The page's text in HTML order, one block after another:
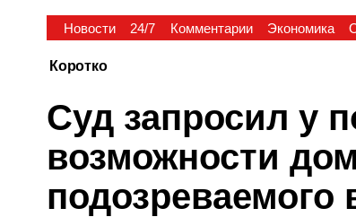
Новости 24/7 Комментарии Экономика
Коротко
Суд запросил у
возможности
подозреваемого